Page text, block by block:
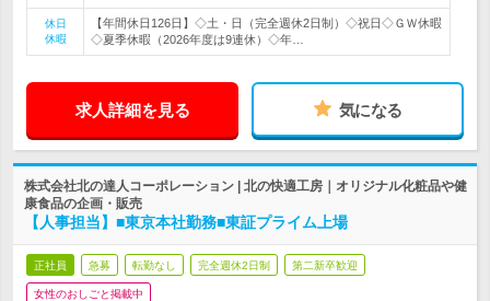
休日
休暇
【年間休日126日】◇土・日（完全週休2日制）◇祝日◇ＧＷ休暇
◇夏季休暇（2026年度は9連休）◇年…
求人詳細を見る 気になる
株式会社北の達人コーポレーション | 北の快適工房｜オリジナル化粧品や健
康食品の企画・販売
【人事担当】■東京本社勤務■東証プライム上場
正社員 急募 転勤なし 完全週休2日制 第二新卒歓迎
女性のおしごと掲載中